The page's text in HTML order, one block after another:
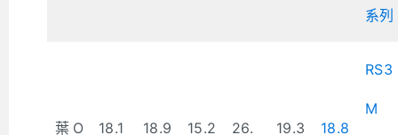
系列
葉O 18.1 18.9 15.2 26. 19.3 18.8
RS3
M